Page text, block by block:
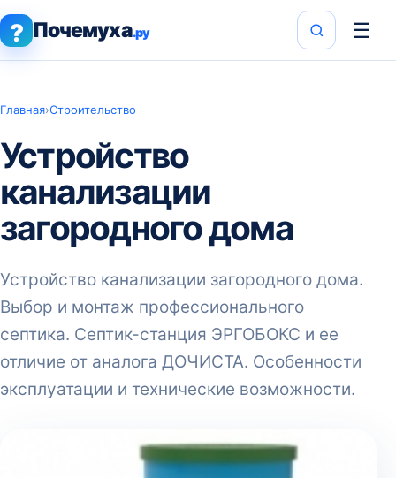
? Почемуха.ру ☰
Главная›Строительство
Устройство
канализации
загородного дома
Устройство канализации загородного дома.
Выбор и монтаж профессионального
септика. Септик-станция ЭРГОБОКС и ее
отличие от аналога ДОЧИСТА. Особенности
эксплуатации и технические возможности.